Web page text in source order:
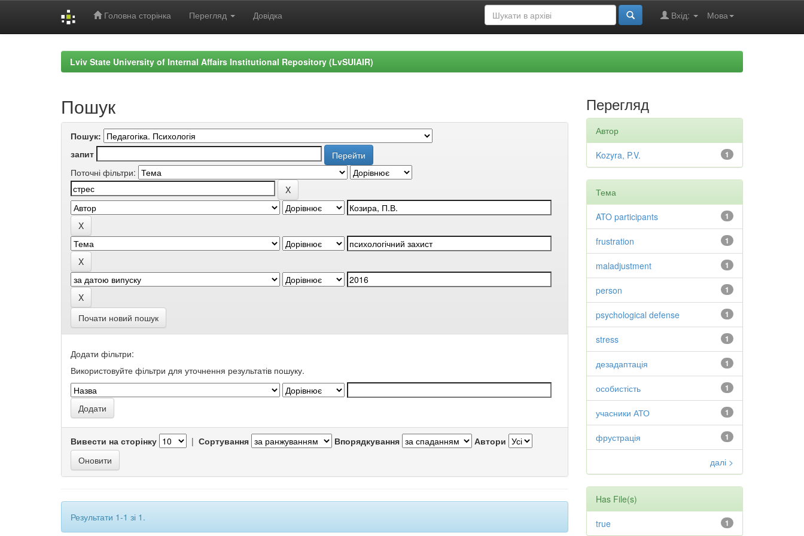
Головна сторінка Перегляд Довідка Мова
Вхід:
Lviv State University of Internal Affairs Institutional Repository (LvSUIAIR)
Пошук
Пошук:
запит
Поточні фільтри:
Почати новий пошук
Додати фільтри:
Використовуйте фільтри для уточнення результатів пошуку.
Вивести на сторінку | Сортування Впорядкування Автори
Результати 1-1 зі 1.
Перегляд
Автор
1
Kozyra, P.V.
Тема
1
ATO participants
1
frustration
1
maladjustment
1
person
1
psychological defense
1
stress
1
дезадаптація
1
особистість
1
учасники АТО
1
фрустрація
далі >
Has File(s)
1
true